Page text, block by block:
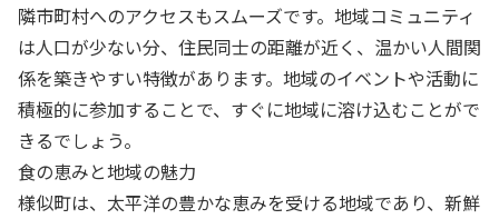
隣市町村へのアクセスもスムーズです。地域コミュニティ
は人口が少ない分、住民同士の距離が近く、温かい人間関
係を築きやすい特徴があります。地域のイベントや活動に
積極的に参加することで、すぐに地域に溶け込むことがで
きるでしょう。
食の恵みと地域の魅力
様似町は、太平洋の豊かな恵みを受ける地域であり、新鮮